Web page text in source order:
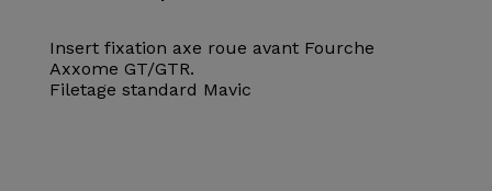
Insert fixation axe roue avant Fourche
Axxome GT/GTR.
Filetage standard Mavic